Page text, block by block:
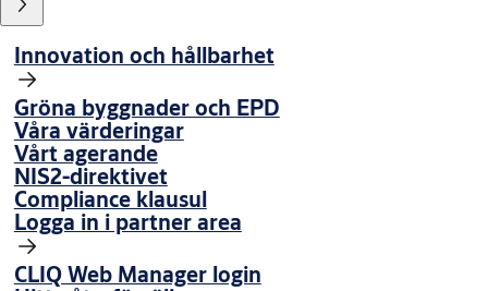
Innovation och hållbarhet
Gröna byggnader och EPD
Våra värderingar
Vårt agerande
NIS2-direktivet
Compliance klausul
Logga in i partner area
CLIQ Web Manager login